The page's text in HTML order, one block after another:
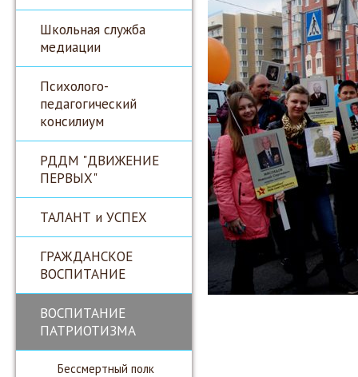
Школьная служба
медиации
Психолого-
педагогический
консилиум
РДДМ "ДВИЖЕНИЕ
ПЕРВЫХ"
ТАЛАНТ и УСПЕХ
ГРАЖДАНСКОЕ
ВОСПИТАНИЕ
ВОСПИТАНИЕ
ПАТРИОТИЗМА
Бессмертный полк